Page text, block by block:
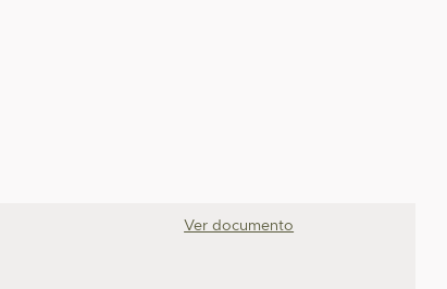
Ver documento